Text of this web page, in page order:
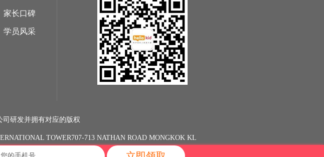
家长口碑
学员风采
司研发并拥有对应的版权
TOWER707-713 NATHAN ROAD MONGKOK KL